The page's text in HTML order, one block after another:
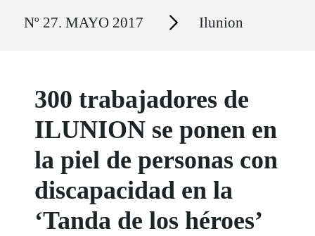
Nº 27. MAYO 2017 Secciones Ilunion
300 trabajadores de
ILUNION se ponen en
la piel de personas con
discapacidad en la
‘Tanda de los héroes’